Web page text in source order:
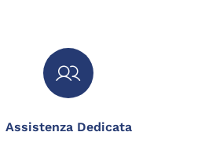
Assistenza Dedicata